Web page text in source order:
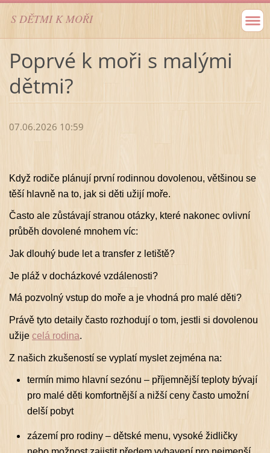
S DĚTMI K MOŘI
Poprvé k moři s malými
dětmi?
07.06.2026 10:59
Když rodiče plánují první rodinnou dovolenou, většinou se
těší hlavně na to, jak si děti užijí moře.
Často ale zůstávají stranou otázky, které nakonec ovlivní
průběh dovolené mnohem víc:
Jak dlouhý bude let a transfer z letiště?
Je pláž v docházkové vzdálenosti?
Má pozvolný vstup do moře a je vhodná pro malé děti?
Právě tyto detaily často rozhodují o tom, jestli si dovolenou
užije celá rodina.
Z našich zkušeností se vyplatí myslet zejména na:
termín mimo hlavní sezónu – příjemnější teploty bývají
pro malé děti komfortnější a nižší ceny často umožní
delší pobyt
zázemí pro rodiny – dětské menu, vysoké židličky